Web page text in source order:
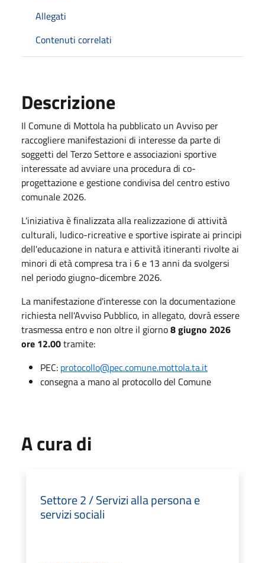
Allegati
Contenuti correlati
Descrizione
Il Comune di Mottola ha pubblicato un Avviso per
raccogliere manifestazioni di interesse da parte di
soggetti del Terzo Settore e associazioni sportive
interessate ad avviare una procedura di co-
progettazione e gestione condivisa del centro estivo
comunale 2026.
L'iniziativa è finalizzata alla realizzazione di attività
culturali, ludico-ricreative e sportive ispirate ai principi
dell'educazione in natura e attività itineranti rivolte ai
minori di età compresa tra i 6 e 13 anni da svolgersi
nel periodo giugno-dicembre 2026.
La manifestazione d'interesse con la documentazione
richiesta nell'Avviso Pubblico, in allegato, dovrà essere
trasmessa entro e non oltre il giorno8 giugno 2026
ore 12.00tramite:
PEC: protocollo@pec.comune.mottola.ta.it
consegna a mano al protocollo del Comune
A cura di
Settore 2 / Servizi alla persona e
servizi sociali